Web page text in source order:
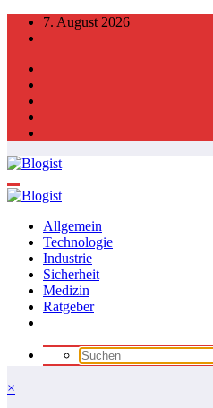
Zum
Inhalt
7. August 2026
Allgemein
Technologie
Industrie
Sicherheit
Medizin
Ratgeber
×